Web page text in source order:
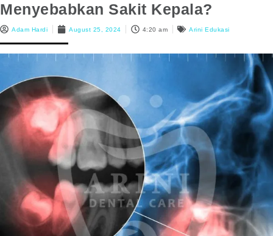
Menyebabkan Sakit Kepala?
Adam Hardi August 25, 2024 4:20 am Arini Edukasi